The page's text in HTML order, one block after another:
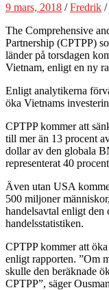
9 mars, 2018 /Fredrik /
The Comprehensive
Partnership (CPTPP)
länder på torsdagen
Vietnam, enligt en ny
Enligt analytikerna
öka Vietnams
CPTPP kommer att
till mer än 13 procent
dollar av den globala
representerat 40
Även utan USA
500 miljoner
handelsavtal enligt den
handelsstatistiken.
CPTPP kommer att
enligt rapporten. ”Om
skulle den beräknade
CPTPP”, säger